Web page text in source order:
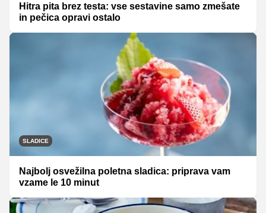
Hitra pita brez testa: vse sestavine samo zmešate
in pečica opravi ostalo
SLADICE
Najbolj osvežilna poletna sladica: priprava vam
vzame le 10 minut